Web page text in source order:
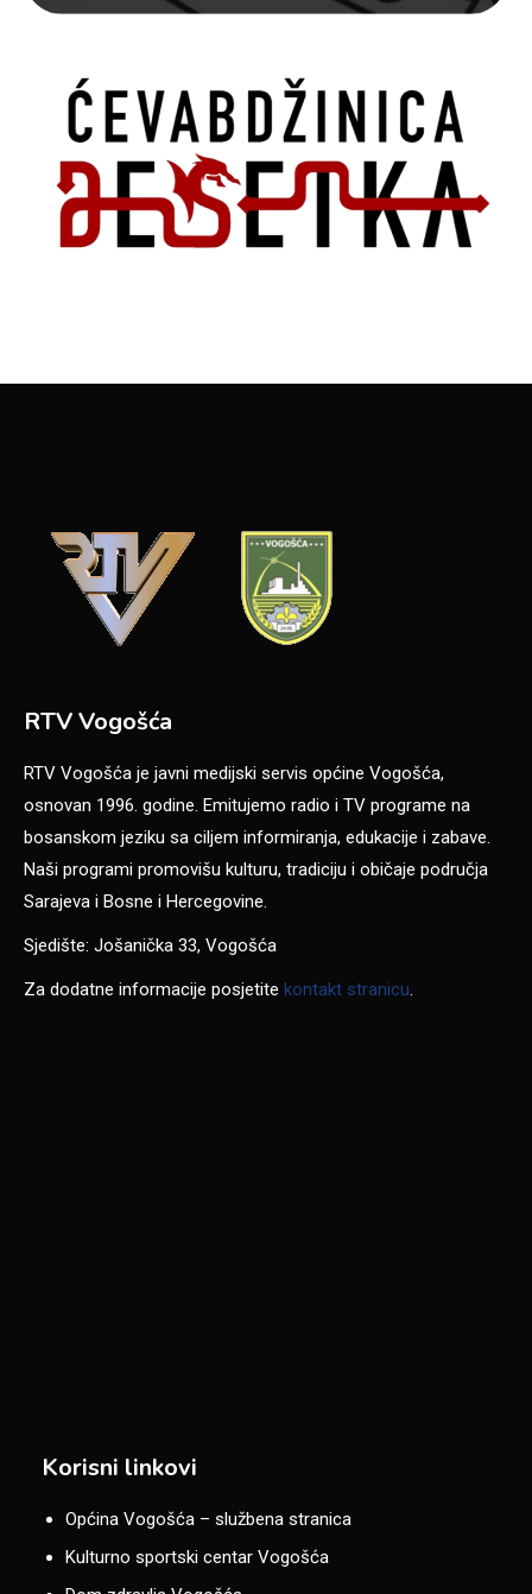
RTV Vogošća
RTV Vogošća je javni medijski servis općine Vogošća,
osnovan 1996. godine. Emitujemo radio i TV programe na
bosanskom jeziku sa ciljem informiranja, edukacije i zabave.
Naši programi promovišu kulturu, tradiciju i običaje područja
Sarajeva i Bosne i Hercegovine.
Sjedište: Jošanička 33, Vogošća
Za dodatne informacije posjetite kontakt stranicu.
Korisni linkovi
Općina Vogošća – službena stranica
Kulturno sportski centar Vogošća